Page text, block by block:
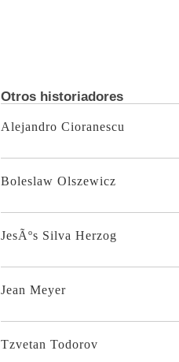
Otros historiadores
Alejandro Cioranescu
Boleslaw Olszewicz
JesÃºs Silva Herzog
Jean Meyer
Tzvetan Todorov